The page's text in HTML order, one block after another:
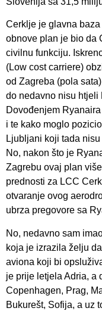
Cerklje je glavna
obnove plan je bio da
civilnu funkciju.
(Low cost carriere)
od Zagreba (pola
do nedavno nisu htjeli
Dovođenjem
i te kako moglo
Ljubljani koji tada
No, nakon što je
Zagrebu ovaj plan
prednosti za LCC
otvaranje ovog
ubrza pregovore sa
No, nedavno sam
koja je izrazila želju
aviona koji bi
je prije letjela Adria, a
Copenhagen, Prag,
Bukurešt, Sofija, a uz